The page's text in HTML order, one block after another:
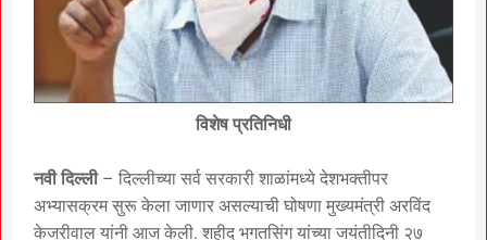
विशेष प्रतिनिधी
नवी दिल्ली– दिल्लीच्या सर्व सरकारी शाळांमध्ये देशभक्तीपर
अभ्यासक्रम सुरू केला जाणार असल्याची घोषणा मुख्यमंत्री अरविंद
केजरीवाल यांनी आज केली. शहीद भगतसिंग यांच्या जयंतीदिनी २७